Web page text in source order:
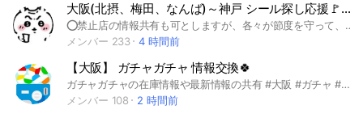
大阪(北摂、梅田、なんば)～神戸 シール探し応援🚩情報共有会
️⭕️禁止店の情報共有も可としますが、各々が節度を守って、楽しくシール探し活動しましょう！ オプに入っている方々が購入できるよう、積極的に情報共有していける方で、情報に強いオプに成長していけたらと思います✨ ご協力お願いいたします。 ガチャ、食玩探し用のトークもあります。 #シール #ボンボンドロップシール #プチドロップステッカー #大阪 #なんば #心斎橋 #兵庫 #神戸 #umie #三ノ宮 #北摂 #エキスポ #水族館 #動物園 #梅田 #シル活 #ガチャガチャ #食玩 #カプセルトイ #ガチャ
メンバー 233
4 時間前
【大阪】 ガチャガチャ 情報交換🍀
ガチャガチャの在庫情報や最新情報の共有 #大阪 #ガチャ #ガチャガチャ #めじるしアクセサリー
メンバー 108
2 時間前